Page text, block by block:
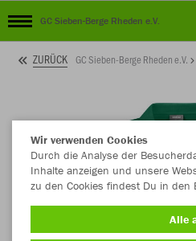
GC Sieben-Berge Rheden e.V.
ZURÜCK GC Sieben-Berge Rheden e.V.
Wir verwenden Cookies
Durch die Analyse der
Inhalte anzeigen und unsere
zu den Cookies findest Du in den
Alle